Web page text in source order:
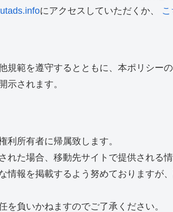
にアクセスしていただくか、
範を遵守するとともに、本ポリシー
示されます。
所有者に帰属致します。
た場合、移動先サイトで提供される
報を掲載するよう努めておりますが
負いかねますのでご了承ください。